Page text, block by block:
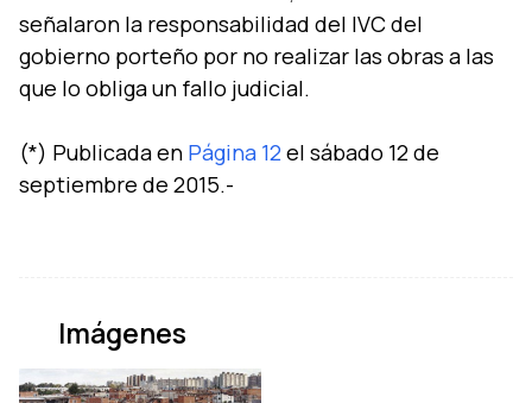
señalaron la responsabilidad del IVC del
gobierno porteño por no realizar las obras a las
que lo obliga un fallo judicial.
(*) Publicada en Página 12 el sábado 12 de
Imágenes